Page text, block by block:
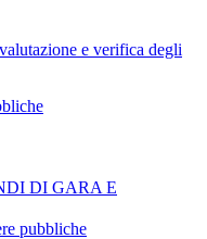
e verifica degli
DI GARA E
pubbliche